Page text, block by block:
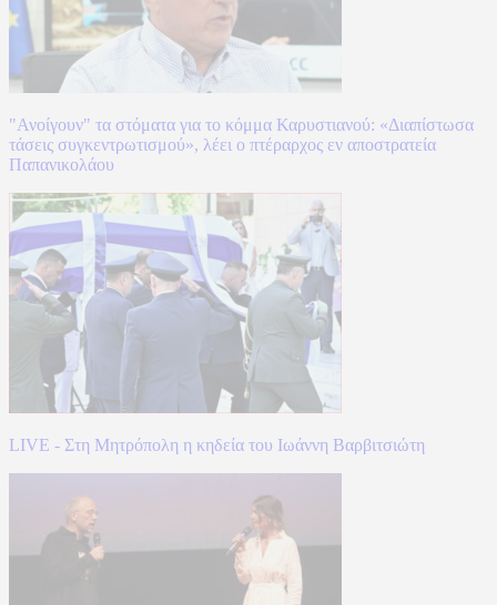
"Ανοίγουν" τα στόματα για το κόμμα Καρυστιανού: «Διαπίστωσα
τάσεις συγκεντρωτισμού», λέει ο πτέραρχος εν αποστρατεία
Παπανικολάου
LIVE - Στη Μητρόπολη η κηδεία του Ιωάννη Βαρβιτσιώτη